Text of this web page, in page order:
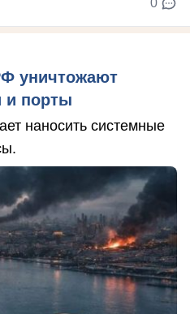
уничтожают
и порты
наносить системные